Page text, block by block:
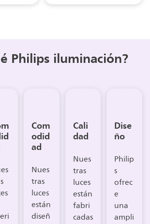
Philips iluminación?
Com
odid
ad
Nues
tras
luces
están
diseñ
Cali
dad
Nues
tras
luces
están
fabri
cadas
Dise
ño
Philip
s
ofrec
e
una
ampli